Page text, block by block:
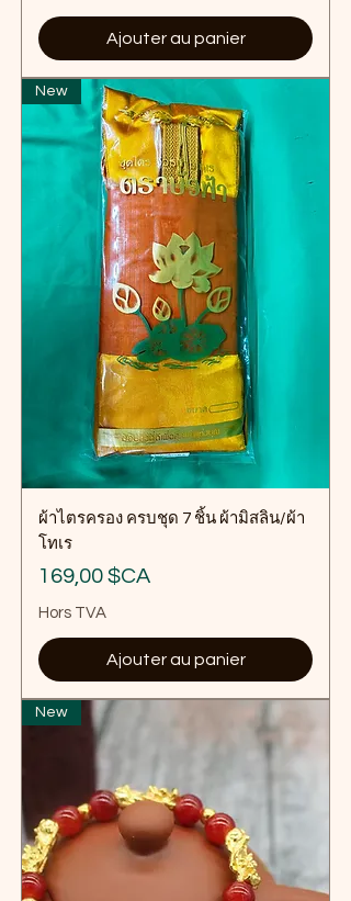
Ajouter au panier
New
ผ้าไตรครอง ครบชุด 7 ชิ้น ผ้ามิสลิน/ผ้า
โทเร
Prix
169,00 $CA
Hors TVA
Ajouter au panier
New